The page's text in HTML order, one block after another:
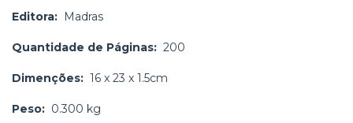
Editora: Madras
Quantidade de Páginas: 200
Dimenções: 16 x 23 x 1.5cm
Peso: 0.300 kg